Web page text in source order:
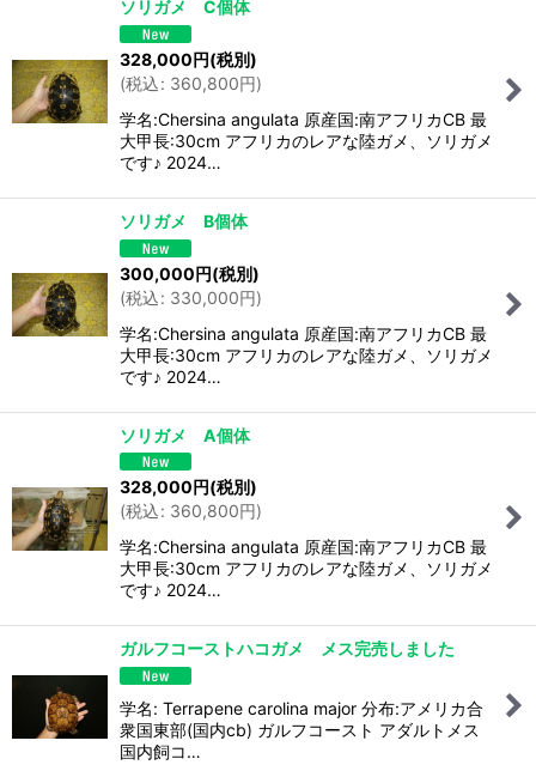
ソリガメ C個体
328,000円(税別)
(税込: 360,800円)
学名:Chersina angulata 原産国:南アフリカCB 最
大甲長:30cm アフリカのレアな陸ガメ、ソリガメ
です♪ 2024…
ソリガメ B個体
300,000円(税別)
(税込: 330,000円)
学名:Chersina angulata 原産国:南アフリカCB 最
大甲長:30cm アフリカのレアな陸ガメ、ソリガメ
です♪ 2024…
ソリガメ A個体
328,000円(税別)
(税込: 360,800円)
学名:Chersina angulata 原産国:南アフリカCB 最
大甲長:30cm アフリカのレアな陸ガメ、ソリガメ
です♪ 2024…
ガルフコーストハコガメ メス完売しました
学名: Terrapene carolina major 分布:アメリカ合
衆国東部(国内cb) ガルフコースト アダルトメス
国内飼コ…